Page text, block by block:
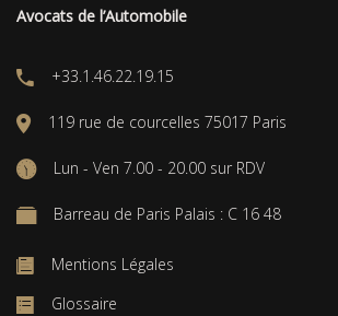
Avocats de l’Automobile
+33.1.46.22.19.15
119 rue de courcelles 75017 Paris
Lun - Ven 7.00 - 20.00 sur RDV
Barreau de Paris Palais : C 16 48
Mentions Légales
Glossaire